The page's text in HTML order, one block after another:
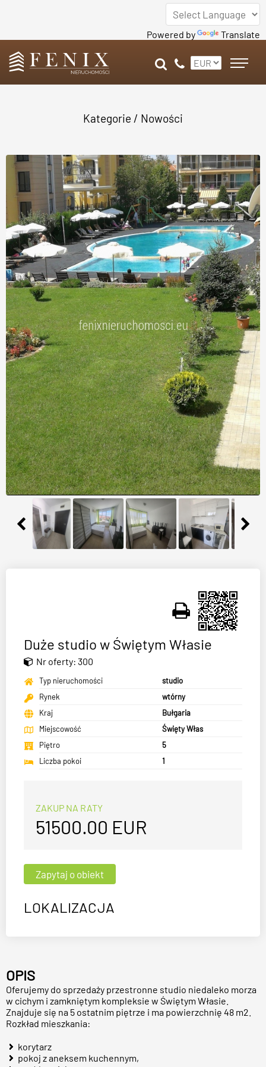
Powered by Translate
Kategorie / Nowości
Duże studio w Świętym Własie
Nr oferty: 300
Typ nieruchomości
studio
Rynek
wtórny
Kraj
Bułgaria
Miejscowość
Święty Włas
Piętro
5
Liczba pokoi
1
ZAKUP NA RATY
51500.00 EUR
LOKALIZACJA
OPIS
Oferujemy do sprzedaży przestronne studio niedaleko morza
w cichym i zamkniętym kompleksie w Świętym Własie.
Znajduje się na 5 ostatnim piętrze i ma powierzchnię 48 m2.
Rozkład mieszkania:
korytarz
pokoj z aneksem kuchennym,